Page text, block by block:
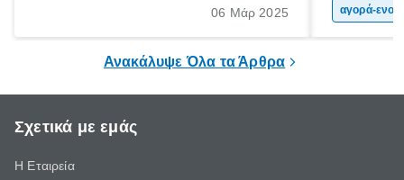
δημιουργούνται ευκαιρίες αναπτυξης σε
06 Μάρ 2025
πολιτών,
επιλέξουν
Ανακάλυψε Όλα τα Άρθρα
Σχετικά με εμάς
Η Εταιρεία